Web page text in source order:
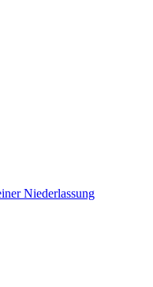
Niederlassung